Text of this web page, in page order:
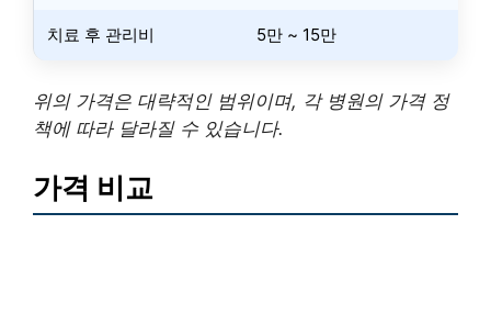
치료 후 관리비 5만 ~ 15만
위의 가격은 대략적인 범위이며, 각 병원의 가격 정
책에 따라 달라질 수 있습니다.
가격 비교